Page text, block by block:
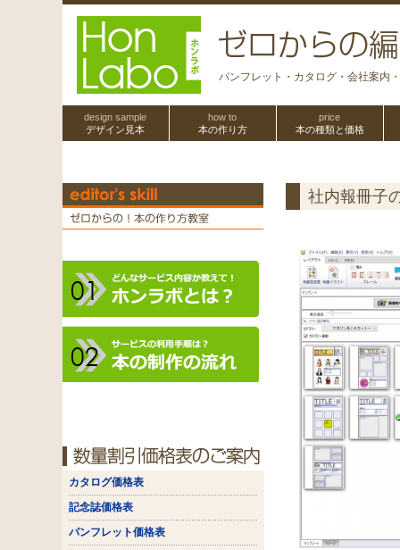
パンフレット・カタログ・会社案内
design sample
デザイン見本
how to
本の作り方
price
本の種類と価格
社内報冊子
カタログ価格表
記念誌価格表
パンフレット価格表